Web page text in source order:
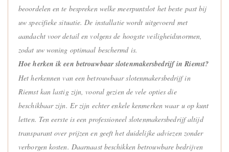
beoordelen en te bespreken welke meerpuntslot het beste past bij
uw specifieke situatie. De installatie wordt uitgevoerd met
aandacht voor detail en volgens de hoogste veiligheidsnormen,
zodat uw woning optimaal beschermd is.
Hoe herken ik een betrouwbaar slotenmakersbedrijf in Riemst?
Het herkennen van een betrouwbaar slotenmakersbedrijf in
Riemst kan lastig zijn, vooral gezien de vele opties die
beschikbaar zijn. Er zijn echter enkele kenmerken waar u op kunt
letten. Ten eerste is een professioneel slotenmakersbedrijf altijd
transparant over prijzen en geeft het duidelijke adviezen zonder
verborgen kosten. Daarnaast beschikken betrouwbare bedrijven